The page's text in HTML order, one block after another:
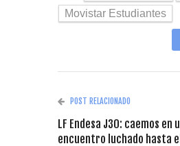
Movistar Estudiantes
POST RELACIONADO
LF Endesa J30: caemos en
encuentro luchado hasta